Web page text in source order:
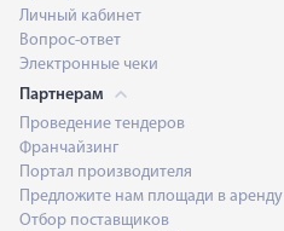
Личный кабинет
Вопрос-ответ
Электронные чеки
Партнерам
Проведение тендеров
Франчайзинг
Портал производителя
Предложите нам площади в аренду
Отбор поставщиков